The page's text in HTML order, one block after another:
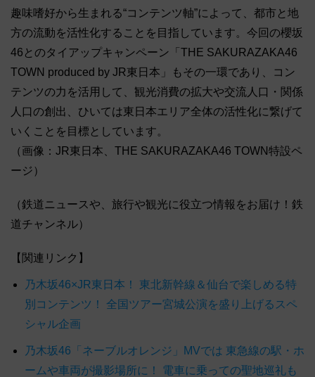
趣味嗜好から生まれる“コンテンツ軸”によって、都市と地
方の流動を活性化することを目指しています。今回の櫻坂
46とのタイアップキャンペーン「THE SAKURAZAKA46
TOWN produced by JR東日本」もその一環であり、コン
テンツの力を活用して、観光消費の拡大や交流人口・関係
人口の創出、ひいては東日本エリア全体の活性化に繋げて
いくことを目標としています。
（画像：JR東日本、THE SAKURAZAKA46 TOWN特設ペ
ージ）
（鉄道ニュースや、旅行や観光に役立つ情報をお届け！鉄
道チャンネル）
【関連リンク】
乃木坂46×JR東日本！ 東北新幹線＆仙台で楽しめる特
別コンテンツ！ 全国ツアー宮城公演を盛り上げるスペ
シャル企画
乃木坂46「ネーブルオレンジ」MVでは 東急線の駅・ホ
ームや車両が撮影場所に！ 電車に乗っての聖地巡礼も